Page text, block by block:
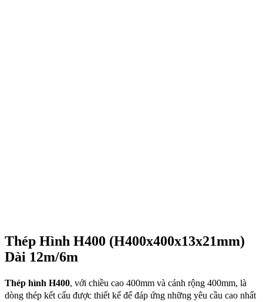
Thép Hình H400 (H400x400x13x21mm)
Dài 12m/6m
Thép hình H400, với chiều cao 400mm và cánh rộng 400mm, là
dòng thép kết cấu được thiết kế để đáp ứng những yêu cầu cao nhất